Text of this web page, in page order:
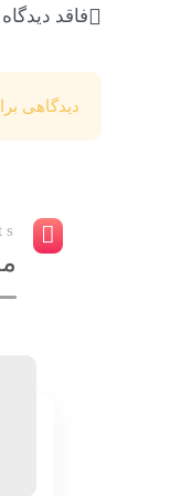
فاقد دیدگاه
دیدگاهی